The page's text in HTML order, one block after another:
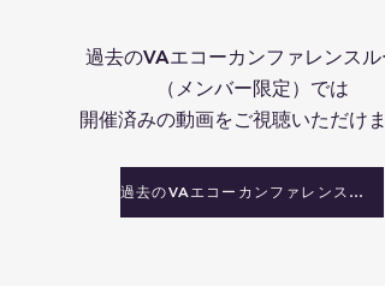
過去のVAエコーカンファレンスル
（メンバー限定）では
開催済みの動画をご視聴いただけま
過去のVAエコーカンファレンスルームのページ